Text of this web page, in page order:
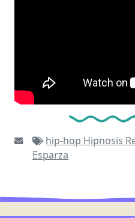
hip-hop Hipnosis
Esparza